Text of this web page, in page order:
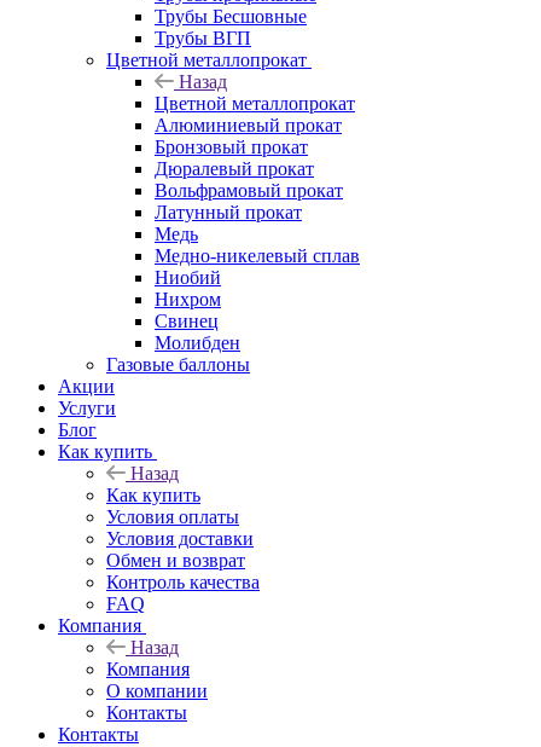
Трубы Бесшовные
Трубы ВГП
Цветной металлопрокат
Назад
Цветной металлопрокат
Алюминиевый прокат
Бронзовый прокат
Дюралевый прокат
Вольфрамовый прокат
Латунный прокат
Медь
Медно-никелевый сплав
Ниобий
Нихром
Свинец
Молибден
Газовые баллоны
Акции
Услуги
Блог
Как купить
Назад
Как купить
Условия оплаты
Условия доставки
Обмен и возврат
Контроль качества
FAQ
Компания
Назад
Компания
О компании
Контакты
Контакты